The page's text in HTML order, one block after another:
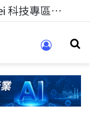
科技人的經驗傳承地！在 Pei Pei 科技專區，與學弟妹交流最硬核的技術